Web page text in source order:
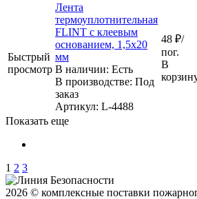
Быстрый
просмотр
Лента
термоуплотнительная
FLINT с клеевым
основанием, 1,5х20
мм
В наличии: Eсть
В производстве: Под
заказ
Артикул: L-4488
48 ₽/
пог.
В
Показать еще
1 2 3
2026 © комплексные поставки